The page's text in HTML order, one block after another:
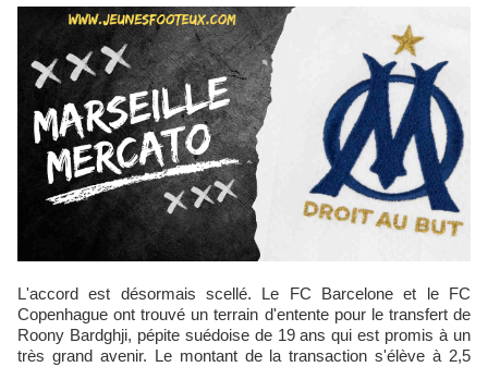
L'accord est désormais scellé. Le FC Barcelone et le FC
Copenhague ont trouvé un terrain d'entente pour le transfert de
Roony Bardghji, pépite suédoise de 19 ans qui est promis à un
très grand avenir. Le montant de la transaction s'élève à 2,5